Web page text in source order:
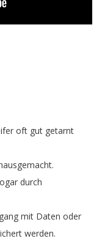
oft gut getarnt
.
durch
mit Daten oder
werden.